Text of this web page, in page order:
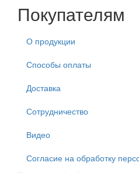
Покупателям
О продукции
Способы оплаты
Доставка
Сотрудничество
Видео
Согласие на обработку